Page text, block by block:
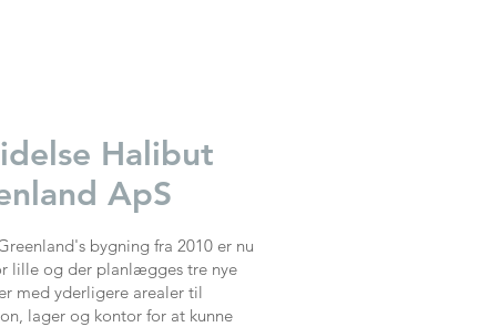
Halibut
ApS
bygning fra 2010 er nu
lille og der planlægges tre nye
med yderligere arealer til
lager og kontor for at kunne